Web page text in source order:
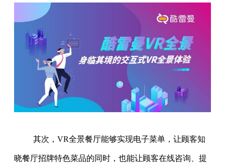
其次，VR全景餐厅能够实现电子菜单，让顾客知
晓餐厅招牌特色菜品的同时，也能让顾客在线咨询、提